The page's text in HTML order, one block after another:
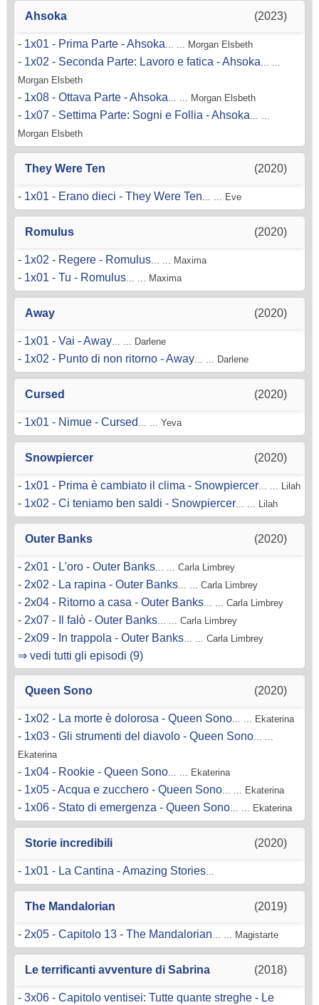
Ahsoka (2023)
- 1x01 - Prima Parte - Ahsoka... ... Morgan Elsbeth
- 1x02 - Seconda Parte: Lavoro e fatica - Ahsoka... ...
Morgan Elsbeth
- 1x08 - Ottava Parte - Ahsoka... ... Morgan Elsbeth
- 1x07 - Settima Parte: Sogni e Follia - Ahsoka... ...
Morgan Elsbeth
They Were Ten (2020)
- 1x01 - Erano dieci - They Were Ten... ... Eve
Romulus (2020)
- 1x02 - Regere - Romulus... ... Maxima
- 1x01 - Tu - Romulus... ... Maxima
Away (2020)
- 1x01 - Vai - Away... ... Darlene
- 1x02 - Punto di non ritorno - Away... ... Darlene
Cursed (2020)
- 1x01 - Nimue - Cursed ... ... Yeva
Snowpiercer (2020)
- 1x01 - Prima è cambiato il clima - Snowpiercer... ... Lilah
- 1x02 - Ci teniamo ben saldi - Snowpiercer... ... Lilah
Outer Banks (2020)
- 2x01 - L'oro - Outer Banks... ... Carla Limbrey
- 2x02 - La rapina - Outer Banks... ... Carla Limbrey
- 2x04 - Ritorno a casa - Outer Banks... ... Carla Limbrey
- 2x07 - Il falò - Outer Banks... ... Carla Limbrey
- 2x09 - In trappola - Outer Banks... ... Carla Limbrey
⇒ vedi tutti gli episodi (9)
Queen Sono (2020)
- 1x02 - La morte è dolorosa - Queen Sono... ... Ekaterina
- 1x03 - Gli strumenti del diavolo - Queen Sono... ...
Ekaterina
- 1x04 - Rookie - Queen Sono... ... Ekaterina
- 1x05 - Acqua e zucchero - Queen Sono... ... Ekaterina
- 1x06 - Stato di emergenza - Queen Sono... ... Ekaterina
Storie incredibili (2020)
- 1x01 - La Cantina - Amazing Stories...
The Mandalorian (2019)
- 2x05 - Capitolo 13 - The Mandalorian... ... Magistarte
Le terrificanti avventure di Sabrina (2018)
- 3x06 - Capitolo ventisei: Tutte quante streghe - Le